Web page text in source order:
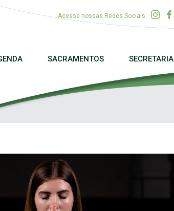
Acesse nossas Redes Sociais
SACRAMENTOS SECRETARIA